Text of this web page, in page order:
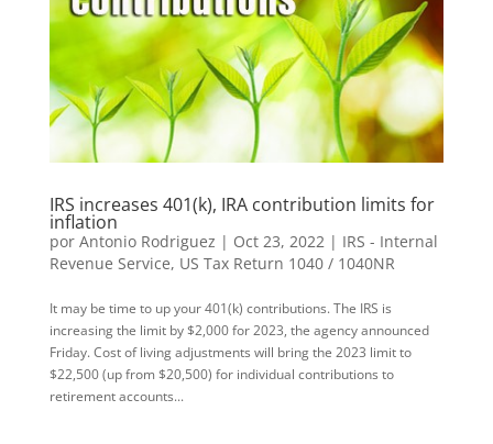
IRS increases 401(k), IRA contribution limits for
inflation
por Antonio Rodriguez | Oct 23, 2022| IRS - Internal
Revenue Service, US Tax Return 1040 / 1040NR
It may be time to up your 401(k) contributions. The IRS is
increasing the limit by $2,000 for 2023, the agency announced
Friday. Cost of living adjustments will bring the 2023 limit to
$22,500 (up from $20,500) for individual contributions to
retirement accounts...